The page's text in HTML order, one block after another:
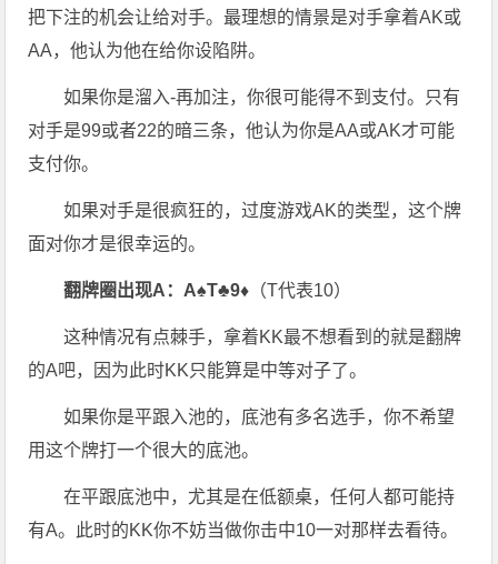
把下注的机会让给对手。最理想的情景是对手拿着AK或
AA，他认为他在给你设陷阱。
如果你是溜入-再加注，你很可能得不到支付。只有
对手是99或者22的暗三条，他认为你是AA或AK才可能
支付你。
如果对手是很疯狂的，过度游戏AK的类型，这个牌
面对你才是很幸运的。
翻牌圈出现A： A♠T♣9♦ （T代表10）
这种情况有点棘手，拿着KK最不想看到的就是翻牌
的A吧，因为此时KK只能算是中等对子了。
如果你是平跟入池的，底池有多名选手，你不希望
用这个牌打一个很大的底池。
在平跟底池中，尤其是在低额桌，任何人都可能持
有A。此时的KK你不妨当做你击中10一对那样去看待。